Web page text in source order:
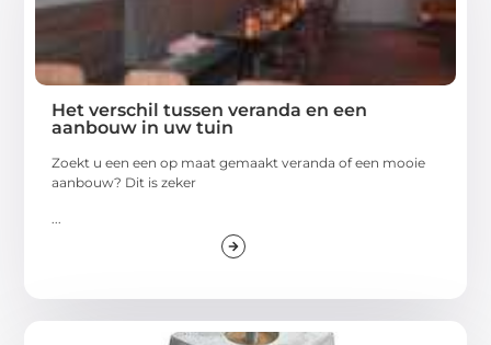
Het verschil tussen veranda en een
aanbouw in uw tuin
Zoekt u een een op maat gemaakt veranda of een mooie
aanbouw? Dit is zeker